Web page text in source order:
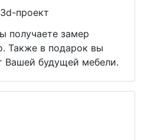
проект
получаете замер
Также в подарок вы
Вашей будущей мебели.